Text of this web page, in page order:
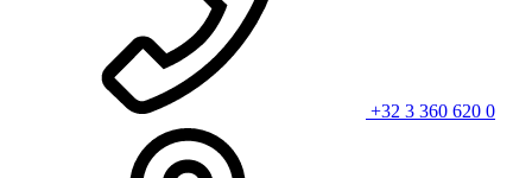
+32 3 360 620 0